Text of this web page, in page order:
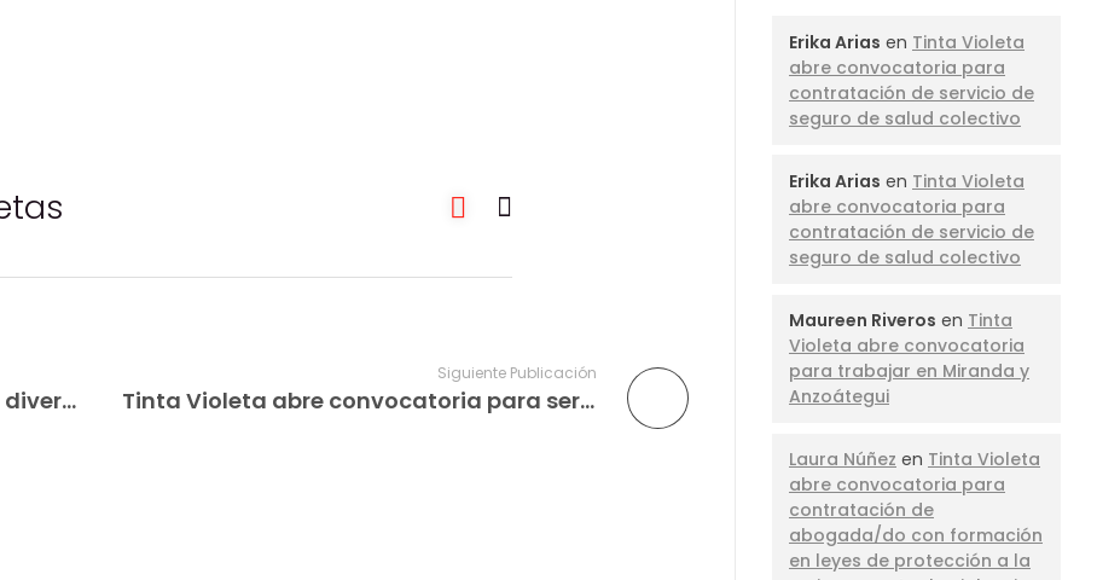
Tinta Violeta abre convocatoria en diversas áreas
Siguiente Publicación
Tinta Violeta abre convocatoria para servicio de traducción simultánea
Erika Arias en Tinta Violeta
abre convocatoria para
contratación de servicio de
seguro de salud colectivo
Erika Arias en Tinta Violeta
abre convocatoria para
contratación de servicio de
seguro de salud colectivo
Maureen Riveros en Tinta
Violeta abre convocatoria
para trabajar en Miranda y
Anzoátegui
Laura Núñez en Tinta Violeta
abre convocatoria para
contratación de
abogada/do con formación
en leyes de protección a la